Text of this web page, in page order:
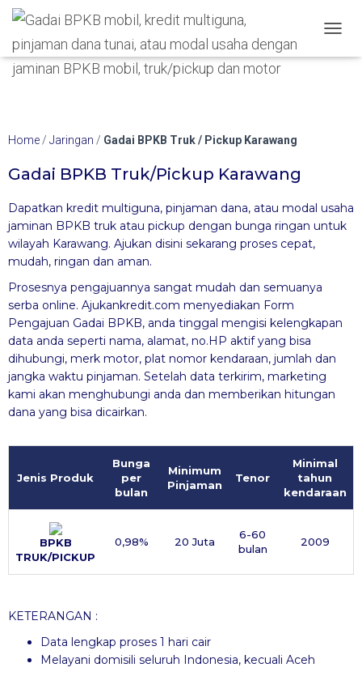
O
A
T
Home / Jaringan / Gadai BPKB Truk / Pickup Karawang
Gadai BPKB Truk/pickup Karawang
Dapatkan kredit multiguna, pinjaman dana, atau modal usaha
jaminan BPKB truk atau pickup dengan bunga ringan untuk
wilayah Karawang. Ajukan disini sekarang proses cepat,
mudah, ringan dan aman.
Prosesnya pengajuannya sangat mudah dan semuanya
serba online. Ajukankredit.com menyediakan Form
Pengajuan Gadai BPKB, anda tinggal mengisi kelengkapan
data anda seperti nama, alamat, no.HP aktif yang bisa
dihubungi, merk motor, plat nomor kendaraan, jumlah dan
jangka waktu pinjaman. Setelah data terkirim, marketing
kami akan menghubungi anda dan memberikan hitungan
dana yang bisa dicairkan.
Jenis Produk
Bunga
per
bulan
Minimum
Pinjaman
Tenor
Minimal
tahun
kendaraan
BPKB
TRUK/PICKUP
0,98% 20 Juta
6-60
bulan
2009
KETERANGAN :
Data lengkap proses 1 hari cair
Melayani domisili seluruh Indonesia, kecuali Aceh